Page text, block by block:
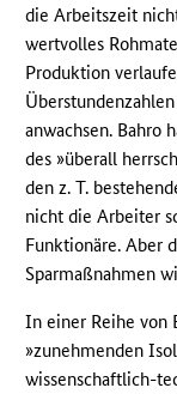
die Arbeitszeit
wertvolles
Produktion
anwachsen. Bahro
des »überall
den z. T.
nicht die Arbeiter
Funktionäre. Aber
Sparmaßnahmen
In einer Reihe von
»zunehmenden
wissenschaftlich-